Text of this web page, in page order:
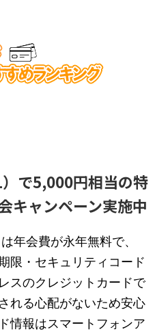
で5,000円相当の特
キャンペーン実施中
は年会費が永年無料で、
限・セキュリティコード
スのクレジットカードで
れる心配がないため安心
情報はスマートフォンア